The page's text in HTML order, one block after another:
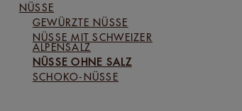
NÜSSE
GEWÜRZTE NÜSSE
NÜSSE MIT SCHWEIZER
ALPENSALZ
NÜSSE OHNE SALZ
SCHOKO-NÜSSE